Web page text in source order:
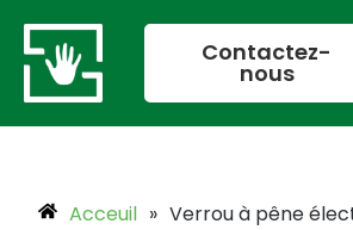
contenu
Contactez-
nous
Acceuil » Verrou à pêne